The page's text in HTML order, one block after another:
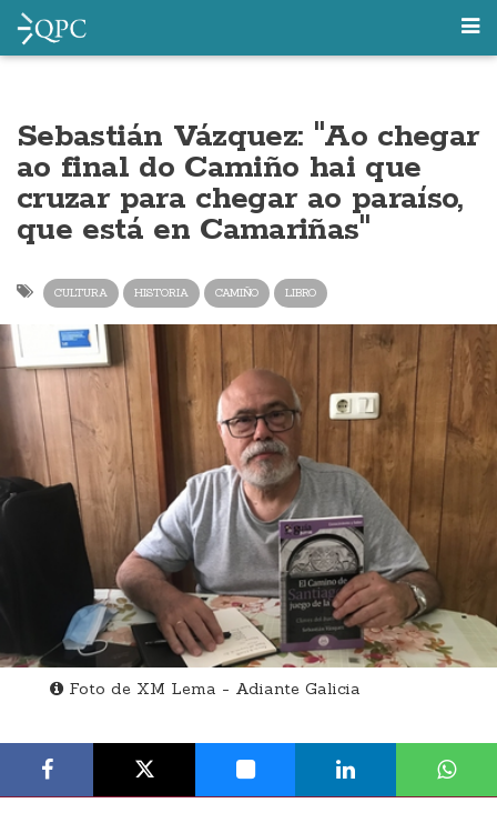
Sebastián Vázquez: "Ao chegar
ao final do Camiño hai que
cruzar para chegar ao paraíso,
que está en Camariñas"
CULTURA HISTORIA CAMIÑO LIBRO
Foto de XM Lema - Adiante Galicia